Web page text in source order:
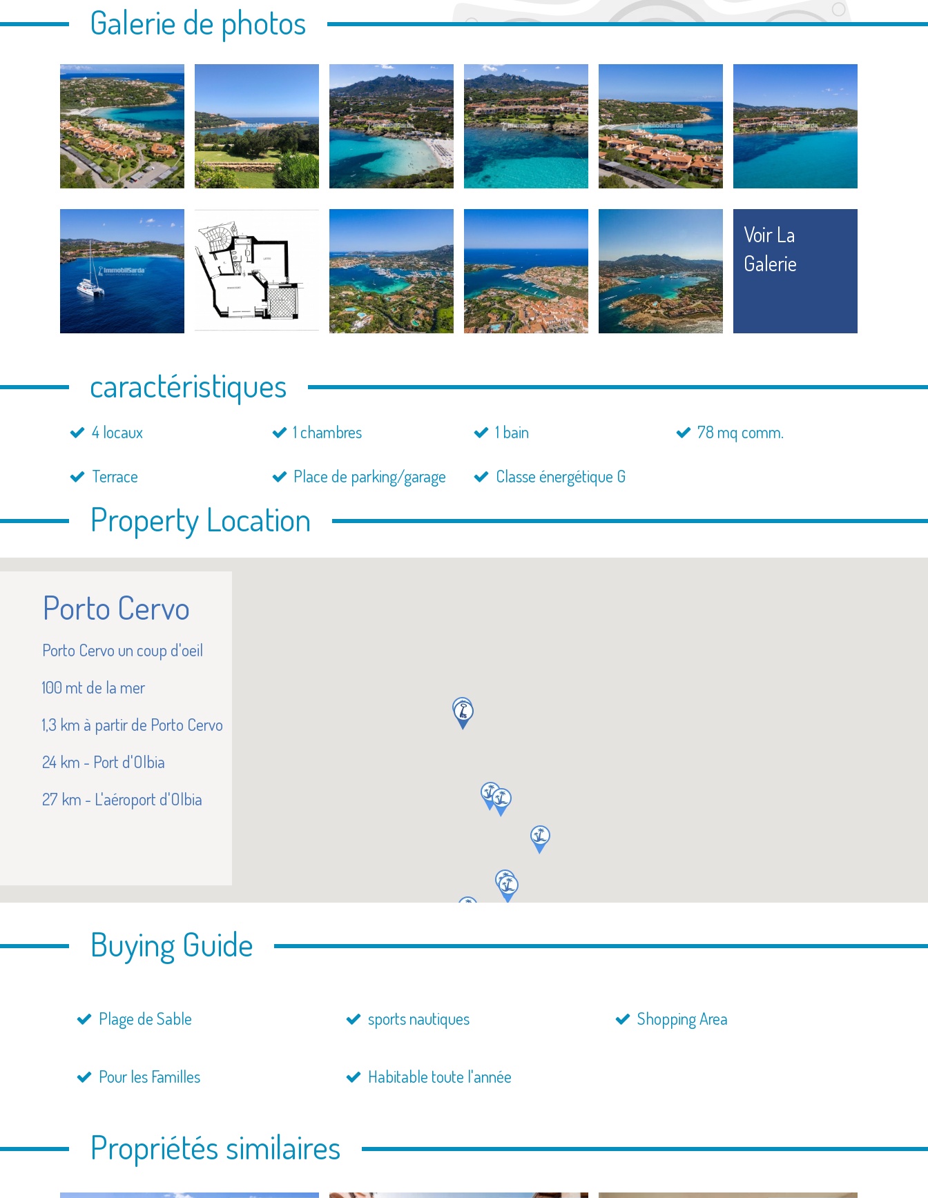
Galerie de photos
Voir La
Galerie
caractéristiques
4 locaux 1 chambres 1 bain 78 mq comm.
Terrace Place de parking/garage Classe énergétique G
Property Location
Porto Cervo
Porto Cervo un coup d'oeil
100 mt de la mer
1,3 km à partir de Porto Cervo
24 km - Port d'Olbia
27 km - L'aéroport d'Olbia
Buying Guide
Plage de Sable sports nautiques Shopping Area
Pour les Familles Habitable toute l'année
Propriétés similaires